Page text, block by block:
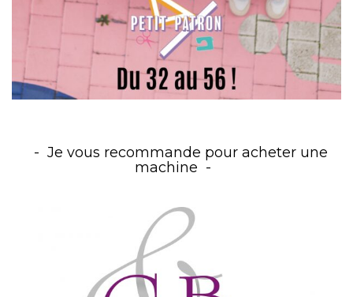
Je vous recommande pour acheter une
machine